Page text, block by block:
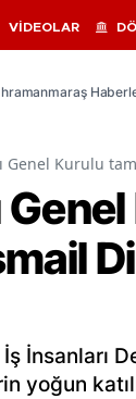
VİDEOLAR
Genel Kurulu
İnsanları
yoğun